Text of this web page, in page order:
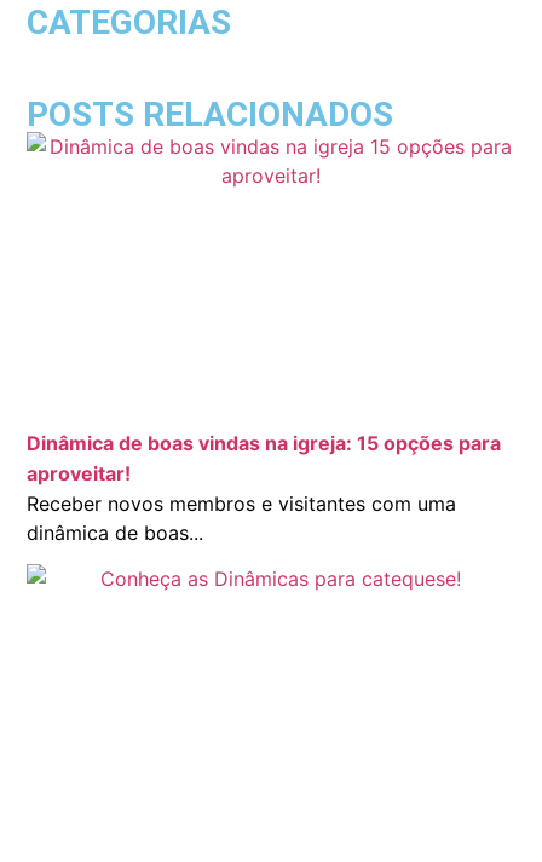
CATEGORIAS
POSTS RELACIONADOS
Dinâmica de boas vindas na igreja: 15 opções para
aproveitar!
Receber novos membros e visitantes com uma
dinâmica de boas...